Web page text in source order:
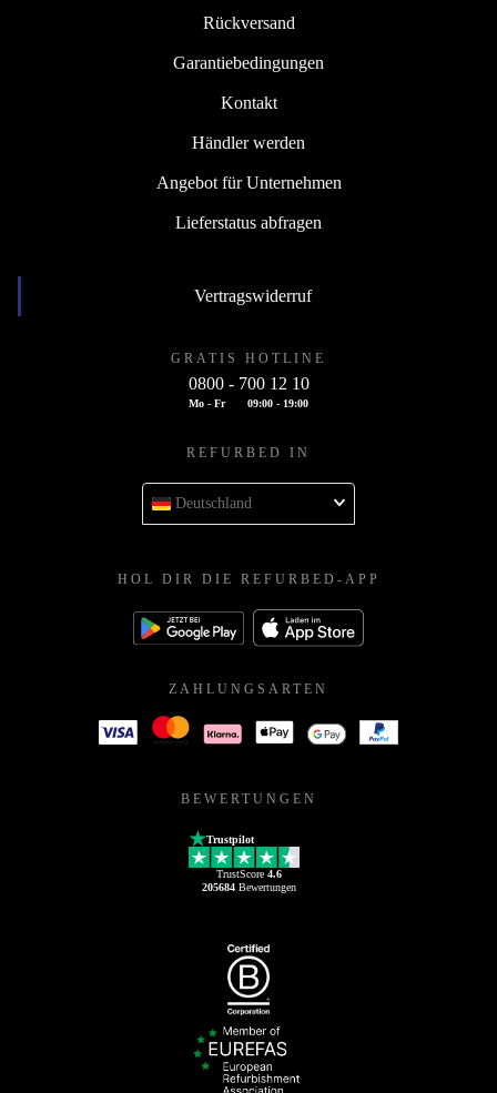
Rückversand
Garantiebedingungen
Kontakt
Händler werden
Angebot für Unternehmen
Lieferstatus abfragen
Vertragswiderruf
GRATIS HOTLINE
0800 - 700 12 10
Mo - Fr 09:00 - 19:00
REFURBED IN
Deutschland
HOL DIR DIE REFURBED-APP
ZAHLUNGSARTEN
BEWERTUNGEN
Trustpilot
TrustScore 4.6
205684Bewertungen